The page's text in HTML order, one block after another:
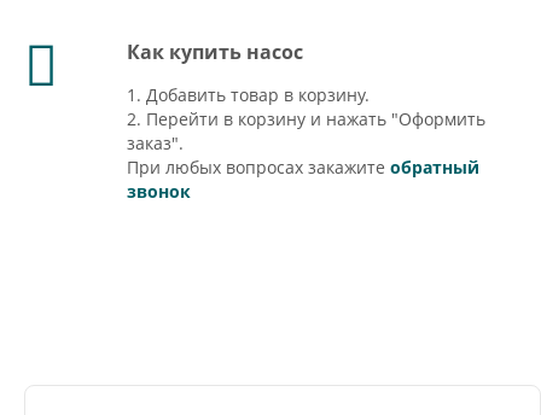
Как купить насос
1. Добавить товар в корзину.
2. Перейти в корзину и нажать "Оформить
заказ".
При любых вопросах закажите обратный
звонок